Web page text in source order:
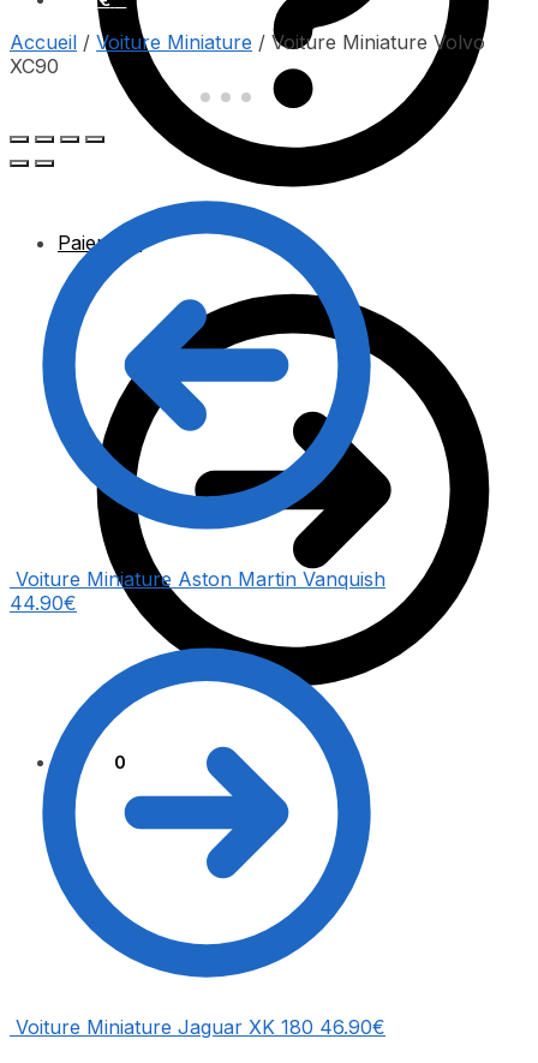
Paiement
0.00 0
Accueil / Voiture Miniature / Voiture Miniature Volvo
XC90
Voiture Miniature Aston Martin Vanquish
44.90€
Voiture Miniature Jaguar XK 180 46.90€